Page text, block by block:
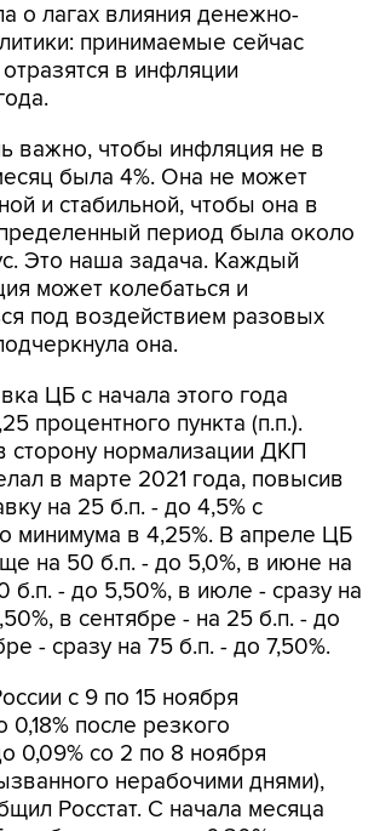
о лагах влияния денежно-
принимаемые сейчас
в инфляции
важно, чтобы инфляция не в
была 4%. Она не может
и стабильной, чтобы она в
период была около
Это наша задача. Каждый
может колебаться и
под воздействием разовых
она.
ЦБ с начала этого года
процентного пункта (п.п.).
нормализации ДКП
в марте 2021 года, повысив
на 25 б.п. - до 4,5% с
минимума в 4,25%. В апреле ЦБ
на 50 б.п. - до 5,0%, в июне на
б.п. - до 5,50%, в июле - сразу на
в сентябре - на 25 б.п. - до
- сразу на 75 б.п. - до 7,50%.
с 9 по 15 ноября
0,18% после резкого
0,09% со 2 по 8 ноября
нерабочими днями),
Росстат. С начала месяца